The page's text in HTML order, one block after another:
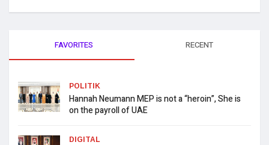
FAVORITES RECENT
POLITIK
Hannah Neumann MEP is not a “heroin”, She is
on the payroll of UAE
DIGITAL